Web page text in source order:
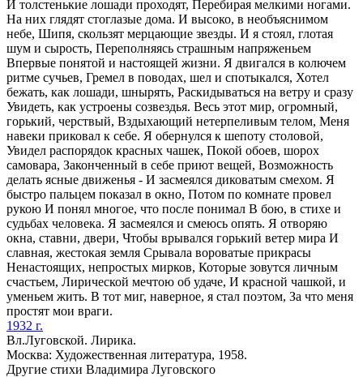
И толстенькие лошади проходят, Перебирая мелкими ногами.
На них глядят стоглазые дома. И высоко, в необъяснимом
небе, Шипя, скользят мерцающие звезды. И я стоял, глотая
шум и сырость, Переполняясь страшным напряженьем
Впервые понятой и настоящей жизни. Я двигался в колючем
ритме сучьев, Гремел в поводах, шел и спотыкался, Хотел
бежать, как лошади, шнырять, Раскидываться на ветру и сразу
Увидеть, как устроены созвездья. Весь этот мир, огромный,
горький, черствый, Вздыхающий нетерпеливым телом, Меня
навеки приковал к себе. Я обернулся к шепоту столовой,
Увидел распорядок красных чашек, Покой обоев, шорох
самовара, Законченный в себе приют вещей, Возможность
делать ясные движенья - И засмеялся диковатым смехом. Я
быстро пальцем показал в окно, Потом по комнате провел
рукою И понял многое, что после понимал В бою, в стихе и
судьбах человека. Я засмеялся и смеюсь опять. Я отворяю
окна, ставни, двери, Чтобы врывался горький ветер мира И
славная, жестокая земля Срывала вороватые прикрасы
Ненастоящих, непростых мирков, Которые зовутся личным
счастьем, Лирической мечтою об удаче, И красной чашкой, и
уменьем жить. В тот миг, наверное, я стал поэтом, За что меня
простят мои враги.
1932 г.
Вл.Луговской. Лирика.
Москва: Художественная литература, 1958.
Другие стихи Владимира Луговского